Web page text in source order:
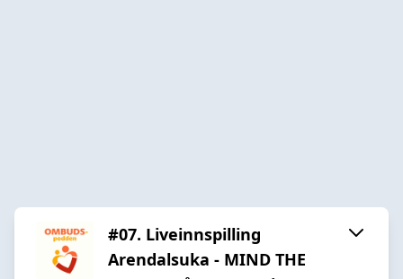
#07. Liveinnspilling
Arendalsuka - MIND THE